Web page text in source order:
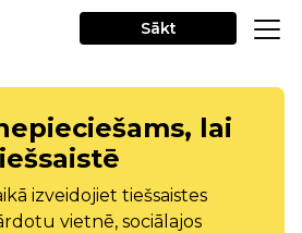
Sākt
lai
izveidojiet tiešsaistes
vietnē, sociālajos